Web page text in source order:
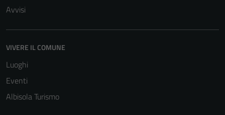
Avvisi
VIVERE IL COMUNE
Luoghi
Eventi
Albisola Turismo